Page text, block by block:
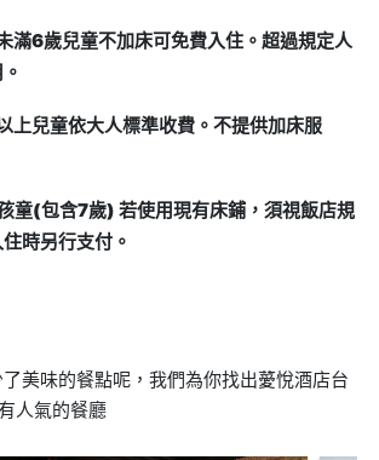
滿6歲兒童不加床可免費入住。超過規定人
上兒童依大人標準收費。不提供加床服
童(包含7歲) 若使用現有床鋪，須視飯店規
時另行支付。
美味的餐點呢，我們為你找出薆悅酒店台
人氣的餐廳